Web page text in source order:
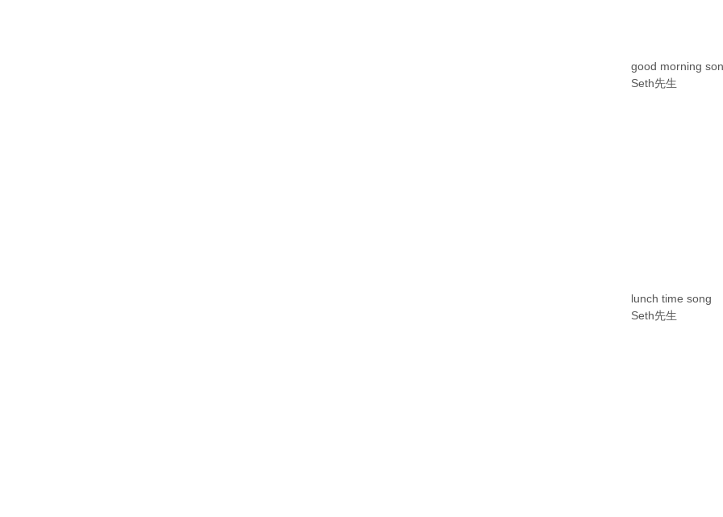
good morning
Seth先生
lunch time song
Seth先生